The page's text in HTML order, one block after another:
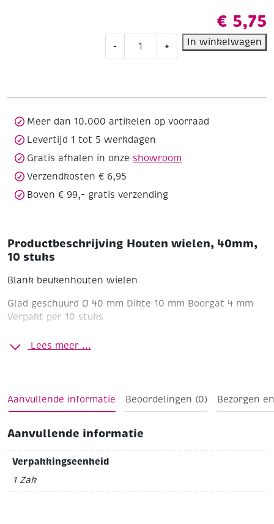
€ 5,75
- + In winkelwagen
Meer dan 10.000 artikelen op voorraad
Levertijd 1 tot 5 werkdagen
Gratis afhalen in onze showroom
Verzendkosten € 6,95
Boven € 99,- gratis verzending
Productbeschrijving Houten wielen, 40mm,
10 stuks
Blank beukenhouten wielen
Glad geschuurd Ø 40 mm Dikte 10 mm Boorgat 4 mm
Verpakt per 10 stuks
Lees meer ...
Aanvullende informatie Beoordelingen (0) Bezorgen
Aanvullende informatie
Verpakkingseenheid
1 Zak